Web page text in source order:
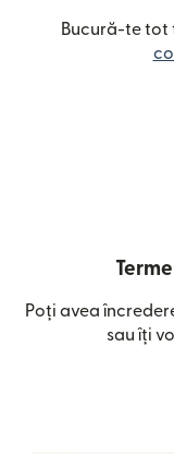
Bucură-te tot
Poți avea
sau îți